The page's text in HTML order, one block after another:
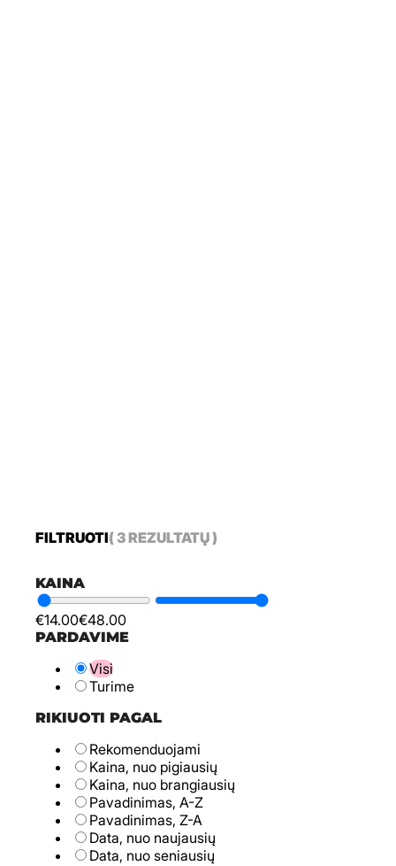
FILTRUOTI( 3 REZULTATŲ )
KAINA
€14.00€48.00
PARDAVIME
Visi
Turime
RIKIUOTI PAGAL
Rekomenduojami
Kaina, nuo pigiausių
Kaina, nuo brangiausių
Pavadinimas, A-Z
Pavadinimas, Z-A
Data, nuo naujausių
Data, nuo seniausių